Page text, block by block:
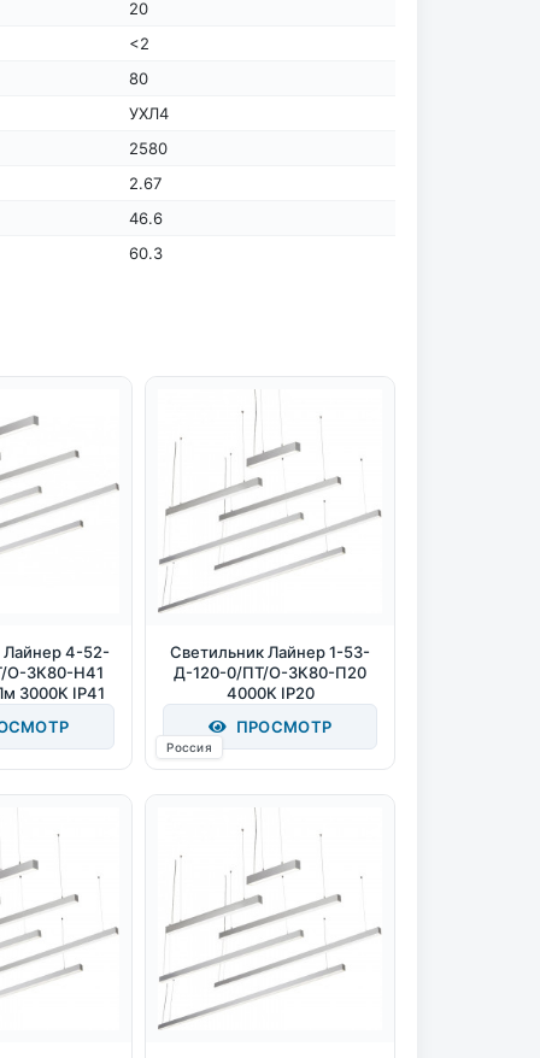
20
<2
80
УХЛ4
2580
2.67
46.6
60.3
Лайнер 4-52-
О-3К80-Н41
3000К IP41
Светильник Лайнер 1-53-
Д-120-0/ПТ/О-3К80-П20
4000К IP20
ПРОСМОТР
Россия